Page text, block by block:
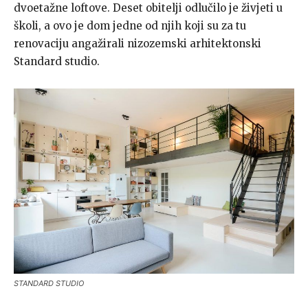
dvoetažne loftove. Deset obitelji odlučilo je živjeti u
školi, a ovo je dom jedne od njih koji su za tu
renovaciju angažirali nizozemski arhitektonski
Standard studio.
STANDARD STUDIO